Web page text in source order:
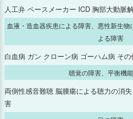
2024年10月
2024年9月
2024年8月
2024年7月
人工弁 ペースメーカー ICD 胸部大動脈
血液・造血器疾患による障害、悪性新生
よる障害
白血病 ガン クローン病 ゴーハム病 その
聴覚の障害、平衡機
両側性感音難聴 脳腫瘍による聴力の消
害